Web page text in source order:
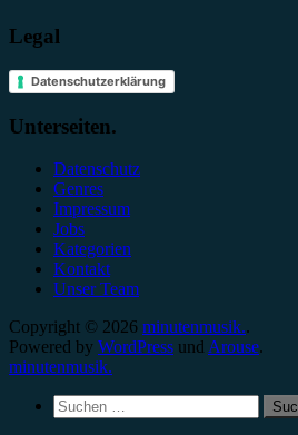
Legal
Datenschutzerklärung
Unterseiten.
Datenschutz
Genres
Impressum
Jobs
Kategorien
Kontakt
Unser Team
Copyright © 2026 minutenmusik..
Powered by WordPress und Arouse.
minutenmusik.
Suchen
nach: